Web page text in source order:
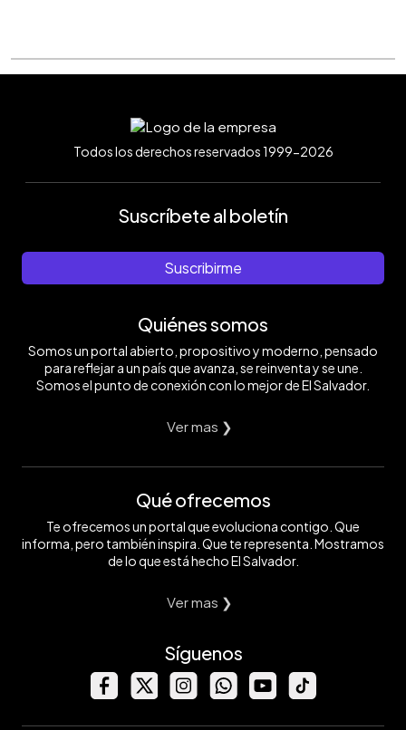
Todos los derechos reservados 1999-2026
Suscríbete al boletín
Suscribirme
Quiénes somos
Somos un portal abierto, propositivo y moderno, pensado
para reflejar a un país que avanza, se reinventa y se une.
Somos el punto de conexión con lo mejor de El Salvador.
Ver mas ❯
Qué ofrecemos
Te ofrecemos un portal que evoluciona contigo. Que
informa, pero también inspira. Que te representa. Mostramos
de lo que está hecho El Salvador.
Ver mas ❯
Síguenos